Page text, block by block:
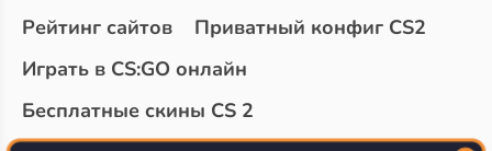
Рейтинг сайтов
Приватный конфиг CS2
Играть в CS:GO онлайн
Бесплатные скины CS 2